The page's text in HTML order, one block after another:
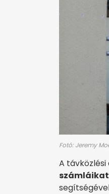
Fotó: Jeremy
A távközlési
számláikat